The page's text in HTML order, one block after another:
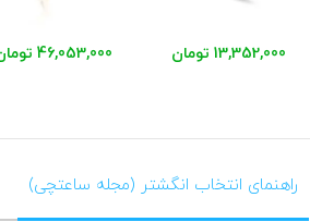
13,352,000 تومان 46,053,000 تومان
راهنمای انتخاب انگشتر (مجله ساعتچی)